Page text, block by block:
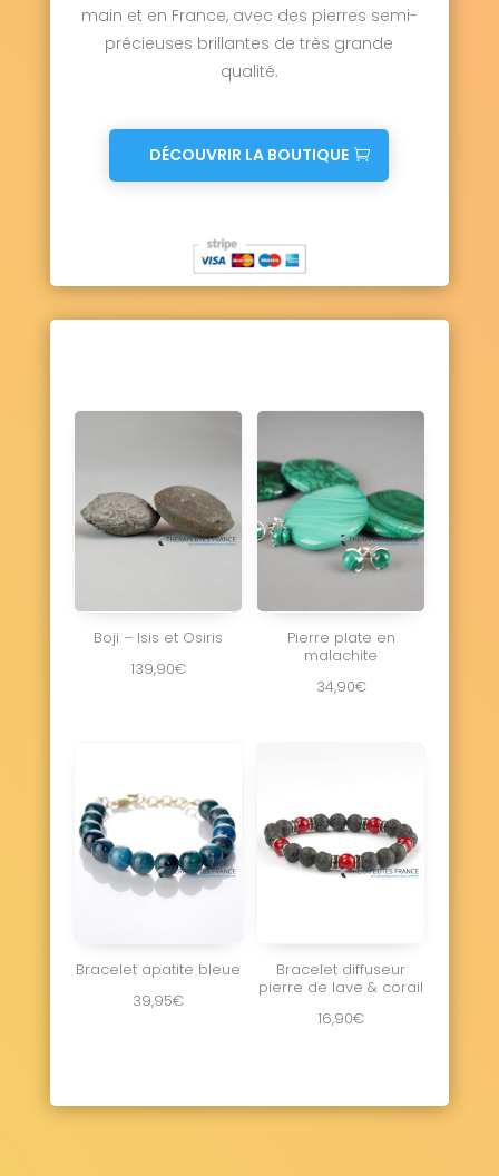
main et en France, avec des pierres semi-
précieuses brillantes de très grande
qualité.
DÉCOUVRIR LA BOUTIQUE
Boji – Isis et Osiris
139,90€
Pierre plate en
malachite
34,90€
Bracelet apatite bleue
39,95€
Bracelet diffuseur
pierre de lave & corail
16,90€